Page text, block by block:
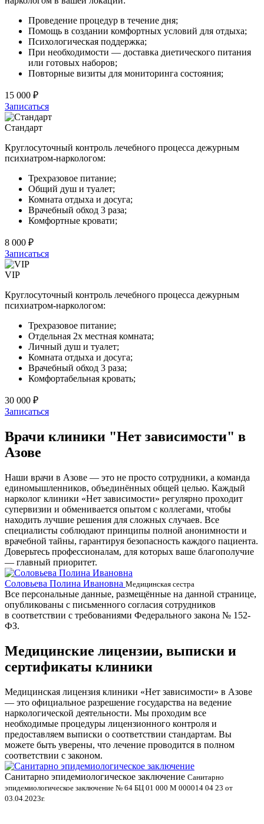
Проведение процедур в течение дня;
Помощь в создании комфортных условий для отдыха;
Психологическая поддержка;
При необходимости — доставка диетического питания
или готовых наборов;
Повторные визиты для мониторинга состояния;
15 000 ₽
Записаться
Стандарт
Круглосуточный контроль лечебного процесса дежурным
психиатром-наркологом:
Трехразовое питание;
Общий душ и туалет;
Комната отдыха и досуга;
Врачебный обход 3 раза;
Комфортные кровати;
8 000 ₽
Записаться
VIP
Круглосуточный контроль лечебного процесса дежурным
психиатром-наркологом:
Трехразовое питание;
Отдельная 2х местная комната;
Личный душ и туалет;
Комната отдыха и досуга;
Врачебный обход 3 раза;
Комфортабельная кровать;
30 000 ₽
Записаться
Врачи клиники "Нет зависимости" в
Азове
Наши врачи в Азове — это не просто сотрудники, а команда
единомышленников, объединённых общей целью. Каждый
нарколог клиники «Нет зависимости» регулярно проходит
супервизии и обменивается опытом с коллегами, чтобы
находить лучшие решения для сложных случаев. Все
специалисты соблюдают принципы полной анонимности и
врачебной тайны, гарантируя безопасность каждого пациента.
Доверьтесь профессионалам, для которых ваше благополучие
— главный приоритет.
Соловьева Полина Ивановна Медицинская сестра
Все персональные данные, размещённые на данной странице,
опубликованы с письменного согласия сотрудников
в соответствии с требованиями Федерального закона № 152-
ФЗ.
Медицинские лицензии, выписки и
сертификаты клиники
Медицинская лицензия клиники «Нет зависимости» в Азове
— это официальное разрешение государства на ведение
наркологической деятельности. Мы проходим все
необходимые процедуры лицензионного контроля и
предоставляем выписки о соответствии стандартам. Вы
можете быть уверены, что лечение проводится в полном
соответствии с законом.
Санитарно эпидемиологическое заключение Санитарно
эпидемиологическое заключение № 64 БЦ 01 000 М 000014 04 23 от
03.04.2023г.